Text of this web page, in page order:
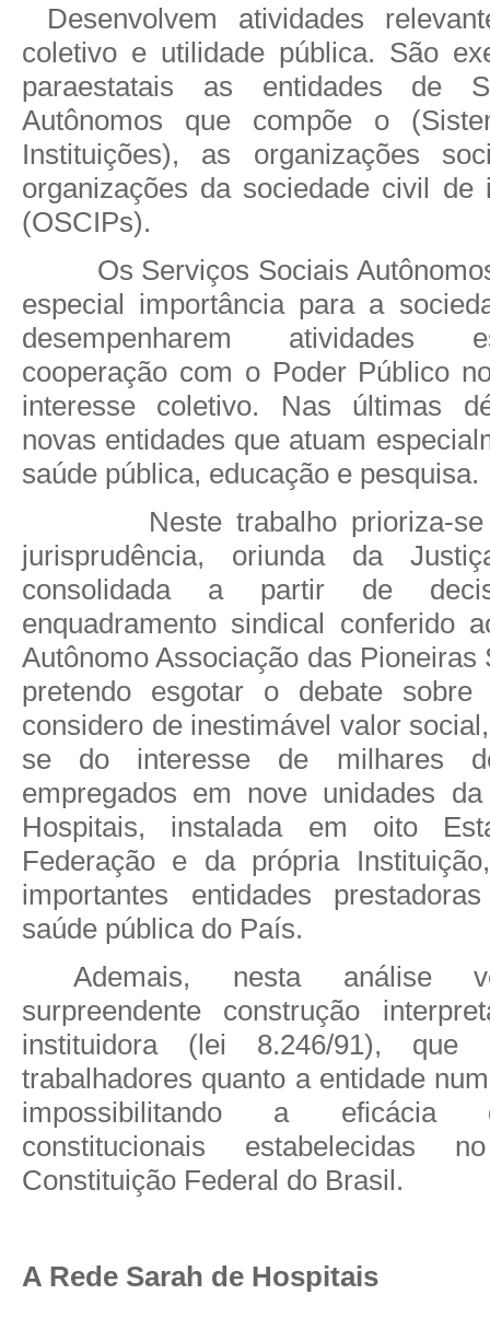
Desenvolvem atividades
coletivo e utilidade pública. São
paraestatais as entidades de
Autônomos que compõe o
Instituições), as organizações
organizações da sociedade civil de
(OSCIPs).
Os Serviços Sociais
especial importância para a
desempenharem atividades
cooperação com o Poder Público
interesse coletivo. Nas últimas
novas entidades que atuam
saúde pública, educação e pesquisa.
Neste trabalho prioriza-
jurisprudência, oriunda da
consolidada a partir de
enquadramento sindical conferido
Autônomo Associação das Pioneiras
pretendo esgotar o debate
considero de inestimável valor
se do interesse de milhares
empregados em nove unidades
Hospitais, instalada em oito
Federação e da própria
importantes entidades
saúde pública do País.
Ademais, nesta análise
surpreendente construção
instituidora (lei 8.246/91),
trabalhadores quanto a entidade
impossibilitando a eficácia
constitucionais
Constituição Federal do Brasil.
A Rede Sarah de Hospitais